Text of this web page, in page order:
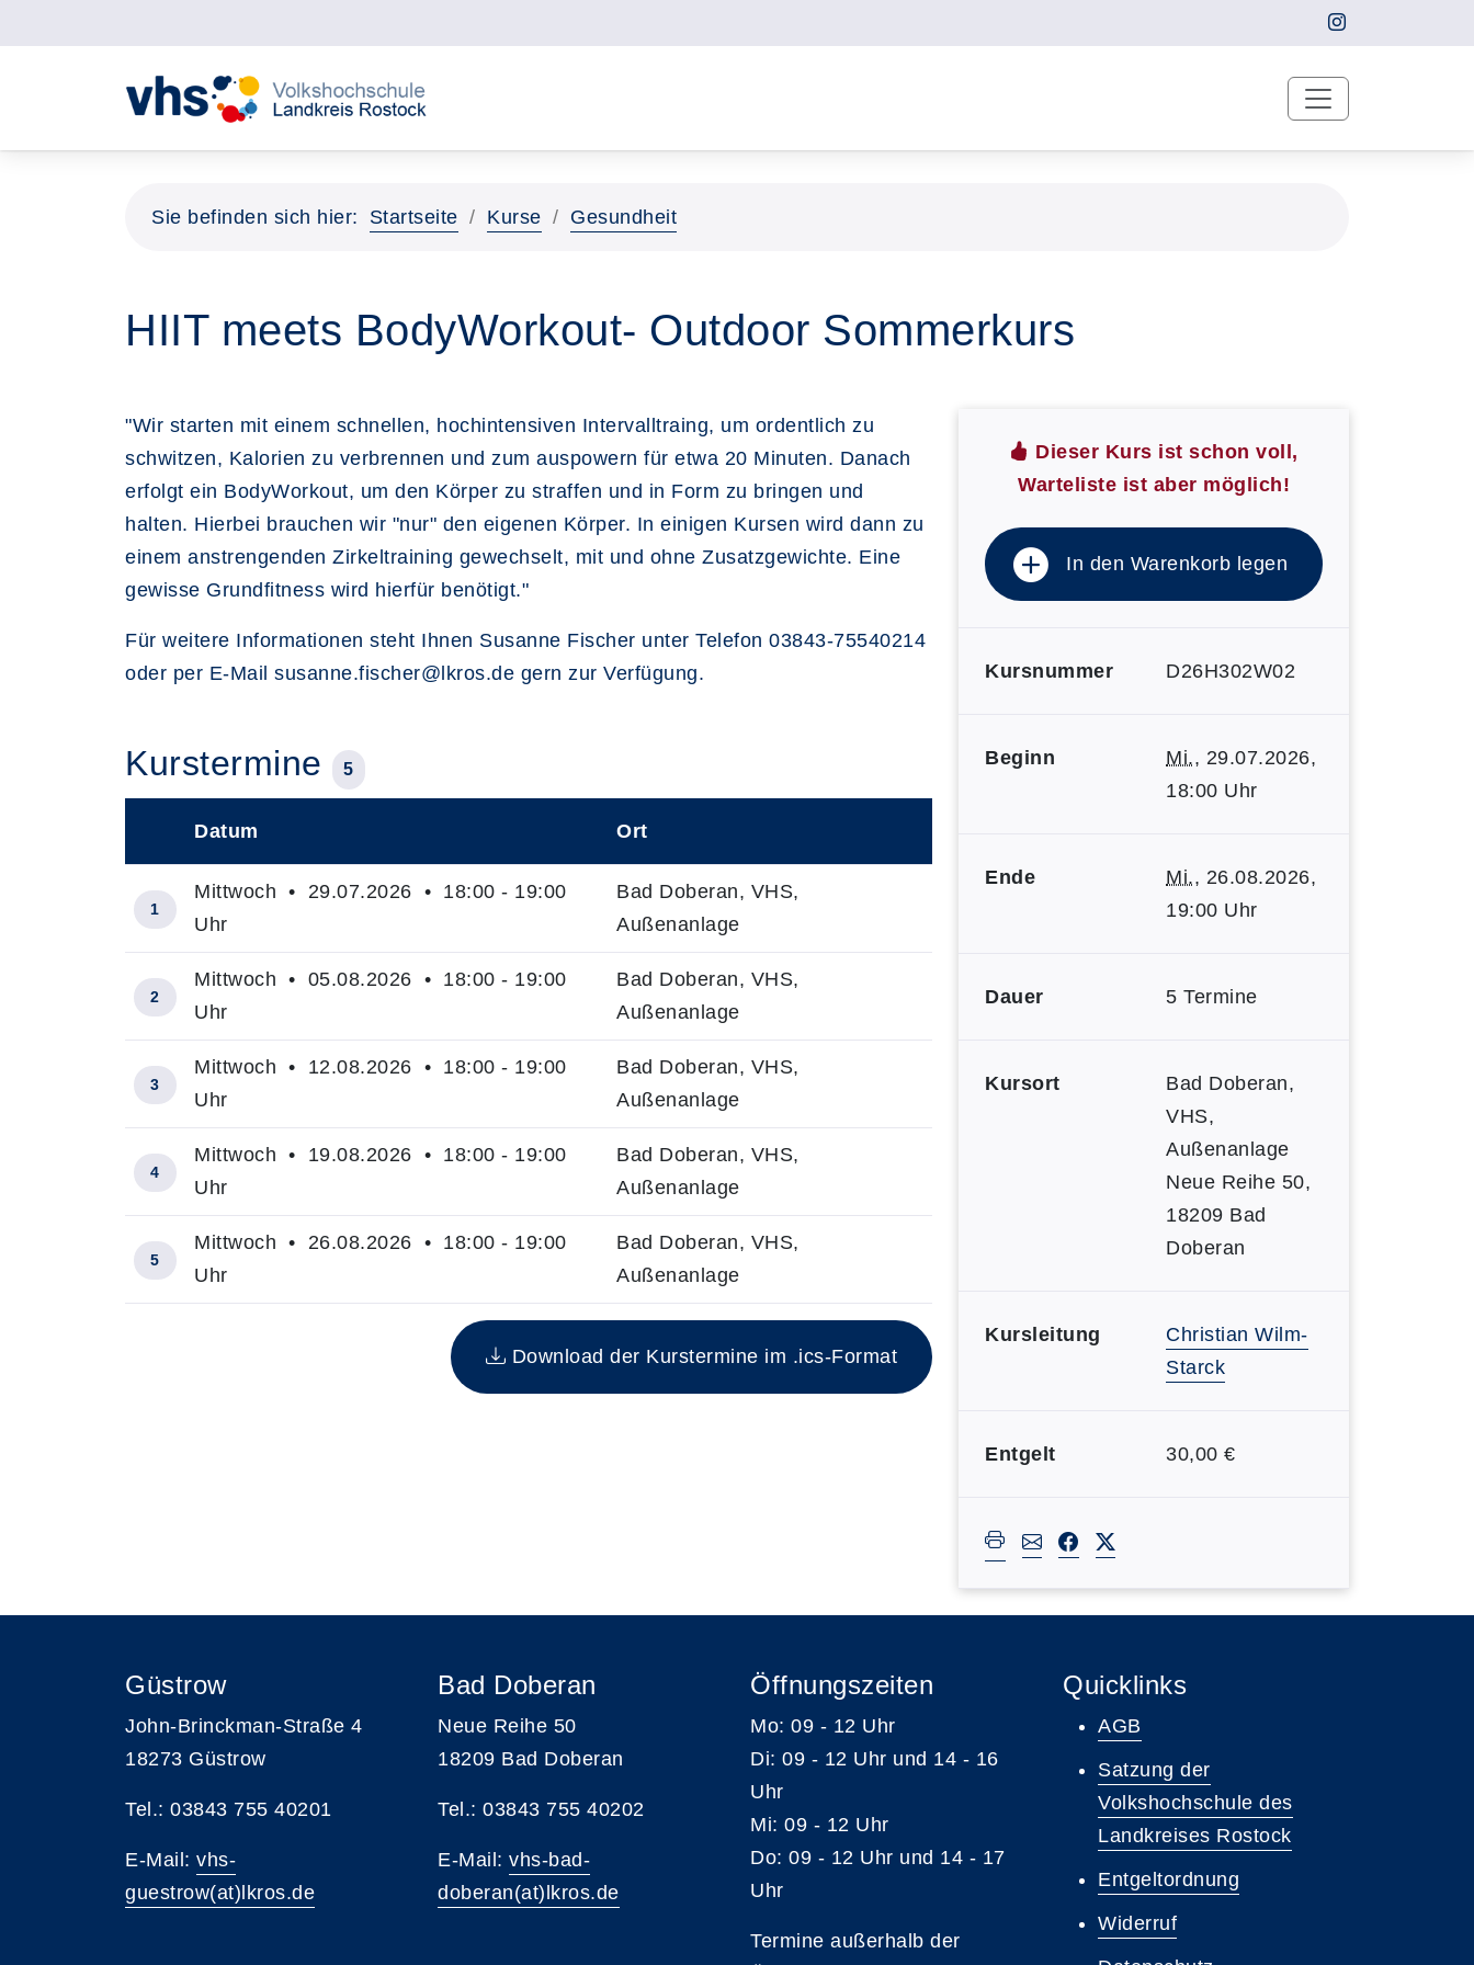
Sie befinden sich hier: Startseite Kurse Gesundheit
HIIT meets BodyWorkout- Outdoor Sommerkurs
"Wir starten mit einem schnellen, hochintensiven Intervalltraing, um ordentlich zu
schwitzen, Kalorien zu verbrennen und zum auspowern für etwa 20 Minuten. Danach
erfolgt ein BodyWorkout, um den Körper zu straffen und in Form zu bringen und
halten. Hierbei brauchen wir "nur" den eigenen Körper. In einigen Kursen wird dann zu
einem anstrengenden Zirkeltraining gewechselt, mit und ohne Zusatzgewichte. Eine
gewisse Grundfitness wird hierfür benötigt."
Für weitere Informationen steht Ihnen Susanne Fischer unter Telefon 03843-75540214
oder per E-Mail susanne.fischer@lkros.de gern zur Verfügung.
Kurstermine 5
Insgesamt gibt es 5 Termine zum diesen Kurs
Datum Ort
1
Mittwoch • 29.07.2026 • 18:00 - 19:00
Uhr
Bad Doberan, VHS,
Außenanlage
2
Mittwoch • 05.08.2026 • 18:00 - 19:00
Uhr
Bad Doberan, VHS,
Außenanlage
3
Mittwoch • 12.08.2026 • 18:00 - 19:00
Uhr
Bad Doberan, VHS,
Außenanlage
4
Mittwoch • 19.08.2026 • 18:00 - 19:00
Uhr
Bad Doberan, VHS,
Außenanlage
5
Mittwoch • 26.08.2026 • 18:00 - 19:00
Uhr
Bad Doberan, VHS,
Außenanlage
Download der Kurstermine im .ics-Format
Dieser Kurs ist schon voll,
Warteliste ist aber möglich!
In den Warenkorb legen
Kursnummer D26H302W02
Beginn Mi., 29.07.2026,
18:00 Uhr
Ende Mi., 26.08.2026,
19:00 Uhr
Dauer 5 Termine
Kursort
Bad Doberan,
VHS,
Außenanlage
Neue Reihe 50,
18209 Bad
Doberan
Kursleitung
Christian Wilm-
Starck
Entgelt 30,00 €
Güstrow
John-Brinckman-Straße 4
18273 Güstrow
Tel.: 03843 755 40201
E-Mail: vhs-
guestrow(at)lkros.de
Bad Doberan
Neue Reihe 50
18209 Bad Doberan
Tel.: 03843 755 40202
E-Mail: vhs-bad-
doberan(at)lkros.de
Öffnungszeiten
Mo: 09 - 12 Uhr
Di: 09 - 12 Uhr und 14 - 16
Uhr
Mi: 09 - 12 Uhr
Do: 09 - 12 Uhr und 14 - 17
Uhr
Termine außerhalb der
Quicklinks
AGB
Satzung der
Volkshochschule des
Landkreises Rostock
Entgeltordnung
Widerruf